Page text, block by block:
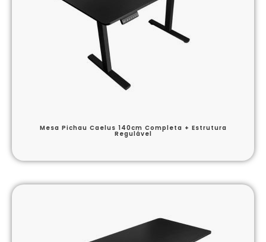
Mesa Pichau Caelus 140cm Completa + Estrutura
Regulável